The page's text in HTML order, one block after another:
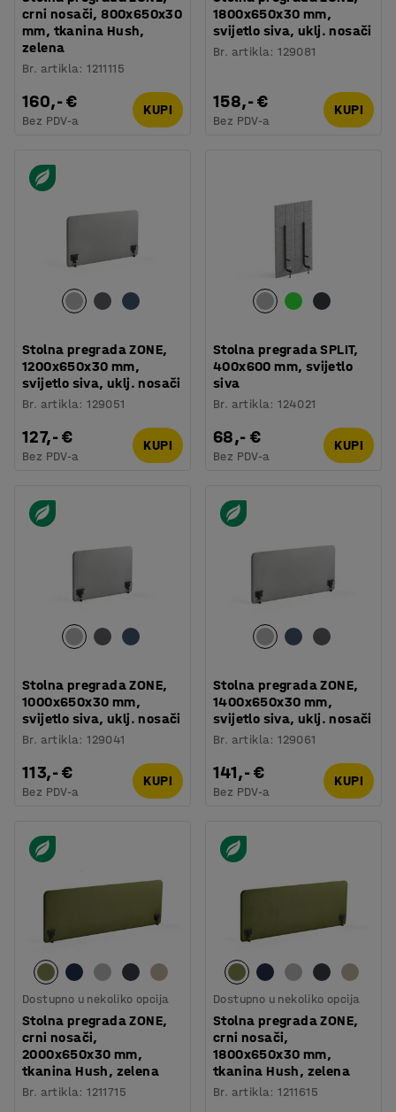
crni nosači, 800x650x30
mm, tkanina Hush,
zelena
Br. artikla:1211115
160,- €
Bez PDV-a
KUPI
1800x650x30 mm,
svijetlo siva, uklj. nosači
Br. artikla:129081
158,- €
Bez PDV-a
KUPI
Stolna pregrada ZONE,
1200x650x30 mm,
svijetlo siva, uklj. nosači
Br. artikla:129051
127,- €
Bez PDV-a
KUPI
Stolna pregrada SPLIT,
400x600 mm, svijetlo
siva
Br. artikla:124021
68,- €
Bez PDV-a
KUPI
Stolna pregrada ZONE,
1000x650x30 mm,
svijetlo siva, uklj. nosači
Br. artikla:129041
113,- €
Bez PDV-a
KUPI
Stolna pregrada ZONE,
1400x650x30 mm,
svijetlo siva, uklj. nosači
Br. artikla:129061
141,- €
Bez PDV-a
KUPI
Dostupno u nekoliko opcija
Stolna pregrada ZONE,
crni nosači,
2000x650x30 mm,
tkanina Hush, zelena
Br. artikla:1211715
Dostupno u nekoliko opcija
Stolna pregrada ZONE,
crni nosači,
1800x650x30 mm,
tkanina Hush, zelena
Br. artikla:1211615